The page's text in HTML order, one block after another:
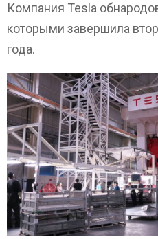
Компания Tesla
которыми завершила
года.